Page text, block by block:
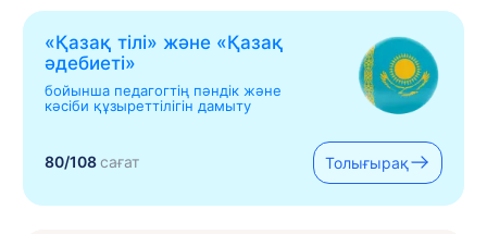
«Қазақ тілі» жəне «Қазақ
əдебиеті»
бойынша педагогтің пәндік және
кәсіби құзыреттілігін дамыту
80/108сағат Толығырақ